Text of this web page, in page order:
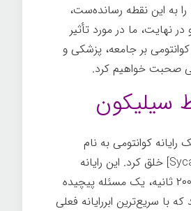
به این نقطه رسانده‌ست،
نهایت، ما در مورد تأثیر
کوانتومی بر جامعه، پزشکی و
صحبت خواهیم کرد.
سیلیکون
یک رایانه کوانتومی به نام
سیکامور [Sycamore] خلق کرد. این رایانه
می‌تواند تنها در ۲۰۰ ثانیه، یک مسئله پیچیده
با سریع‌ترین ابررایانه فعلی